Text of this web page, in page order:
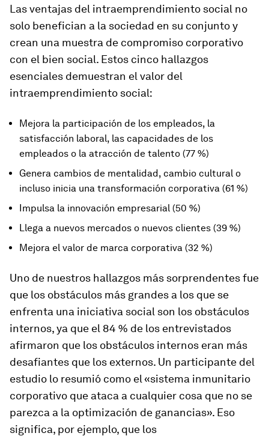
Las ventajas del intraemprendimiento social no
solo benefician a la sociedad en su conjunto y
crean una muestra de compromiso corporativo
con el bien social. Estos cinco hallazgos
esenciales demuestran el valor del
intraemprendimiento social:
Mejora la participación de los empleados, la
satisfacción laboral, las capacidades de los
empleados o la atracción de talento (77 %)
Genera cambios de mentalidad, cambio cultural o
incluso inicia una transformación corporativa (61 %)
Impulsa la innovación empresarial (50 %)
Llega a nuevos mercados o nuevos clientes (39 %)
Mejora el valor de marca corporativa (32 %)
Uno de nuestros hallazgos más sorprendentes fue
que los obstáculos más grandes a los que se
enfrenta una iniciativa social son los obstáculos
internos, ya que el 84 % de los entrevistados
afirmaron que los obstáculos internos eran más
desafiantes que los externos. Un participante del
estudio lo resumió como el «sistema inmunitario
corporativo que ataca a cualquier cosa que no se
parezca a la optimización de ganancias». Eso
significa, por ejemplo, que los